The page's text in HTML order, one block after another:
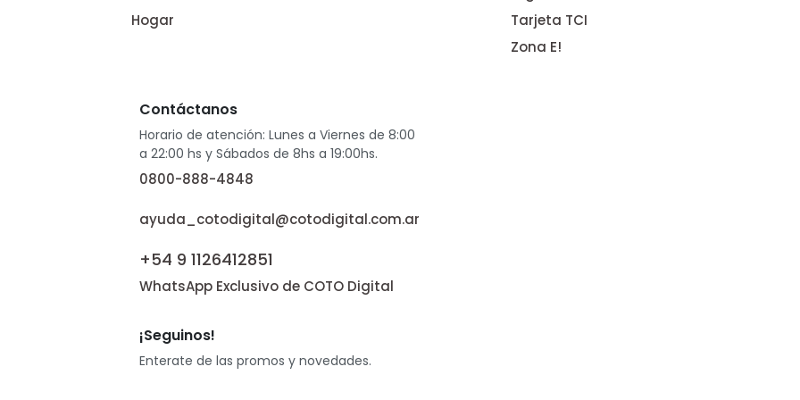
Hogar
Tarjeta TCI
Zona E!
Contáctanos
Horario de atención: Lunes a Viernes de 8:00
a 22:00 hs y Sábados de 8hs a 19:00hs.
0800-888-4848
ayuda_cotodigital@cotodigital.com.ar
+54 9 1126412851
WhatsApp Exclusivo de COTO Digital
¡Seguinos!
Enterate de las promos y novedades.